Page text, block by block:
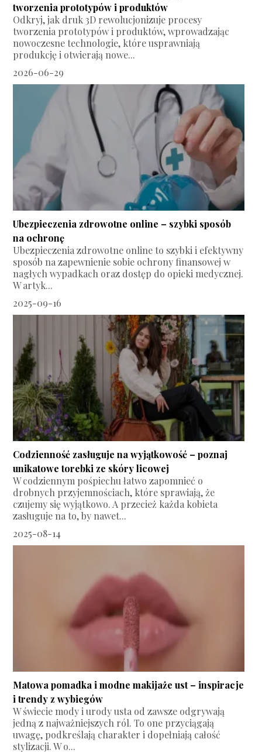
tworzenia prototypów i produktów
Odkryj, jak druk 3D rewolucjonizuje procesy
tworzenia prototypów i produktów, wprowadzając
nowoczesne technologie, które usprawniają
produkcję i otwierają nowe...
2026-06-29
Ubezpieczenia zdrowotne online – szybki sposób
na ochronę
Ubezpieczenia zdrowotne online to szybki i efektywny
sposób na zapewnienie sobie ochrony finansowej w
nagłych wypadkach oraz dostęp do opieki medycznej.
W artyk...
2025-09-16
Codzienność zasługuje na wyjątkowość – poznaj
unikatowe torebki ze skóry licowej
W codziennym pośpiechu łatwo zapomnieć o
drobnych przyjemnościach, które sprawiają, że
czujemy się wyjątkowo. A przecież każda kobieta
zasługuje na to, by nawet...
2025-08-14
Matowa pomadka i modne makijaże ust – inspiracje
i trendy z wybiegów
W świecie mody i urody usta od zawsze odgrywają
jedną z najważniejszych ról. To one przyciągają
uwagę, podkreślają charakter i dopełniają całość
stylizacji. W o...